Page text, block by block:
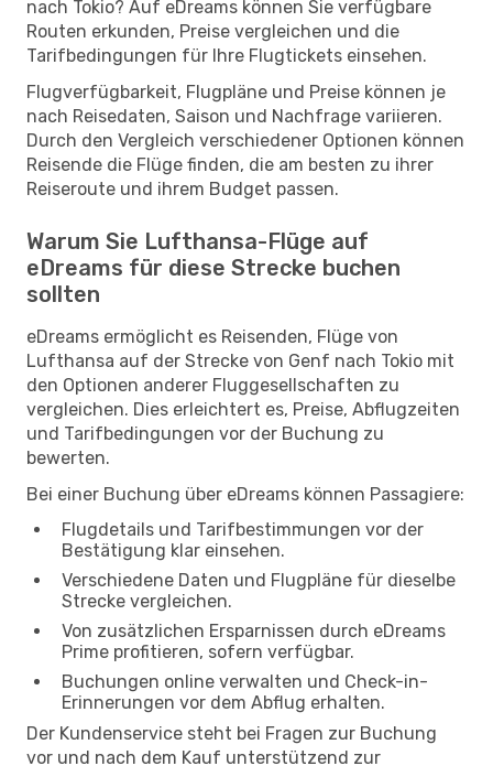
nach Tokio? Auf eDreams können Sie verfügbare
Routen erkunden, Preise vergleichen und die
Tarifbedingungen für Ihre Flugtickets einsehen.
Flugverfügbarkeit, Flugpläne und Preise können je
nach Reisedaten, Saison und Nachfrage variieren.
Durch den Vergleich verschiedener Optionen können
Reisende die Flüge finden, die am besten zu ihrer
Reiseroute und ihrem Budget passen.
Warum Sie Lufthansa-Flüge auf
eDreams für diese Strecke buchen
sollten
eDreams ermöglicht es Reisenden, Flüge von
Lufthansa auf der Strecke von Genf nach Tokio mit
den Optionen anderer Fluggesellschaften zu
vergleichen. Dies erleichtert es, Preise, Abflugzeiten
und Tarifbedingungen vor der Buchung zu
bewerten.
Bei einer Buchung über eDreams können Passagiere:
Flugdetails und Tarifbestimmungen vor der
Bestätigung klar einsehen.
Verschiedene Daten und Flugpläne für dieselbe
Strecke vergleichen.
Von zusätzlichen Ersparnissen durch eDreams
Prime profitieren, sofern verfügbar.
Buchungen online verwalten und Check-in-
Erinnerungen vor dem Abflug erhalten.
Der Kundenservice steht bei Fragen zur Buchung
vor und nach dem Kauf unterstützend zur